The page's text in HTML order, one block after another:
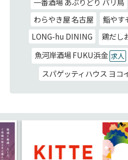
わらやき屋 名古屋
鮨やす
LONG-hu DINING
鶏だし
魚河岸酒場 FUKU浜金 求人
スパゲッティハウス ヨコ